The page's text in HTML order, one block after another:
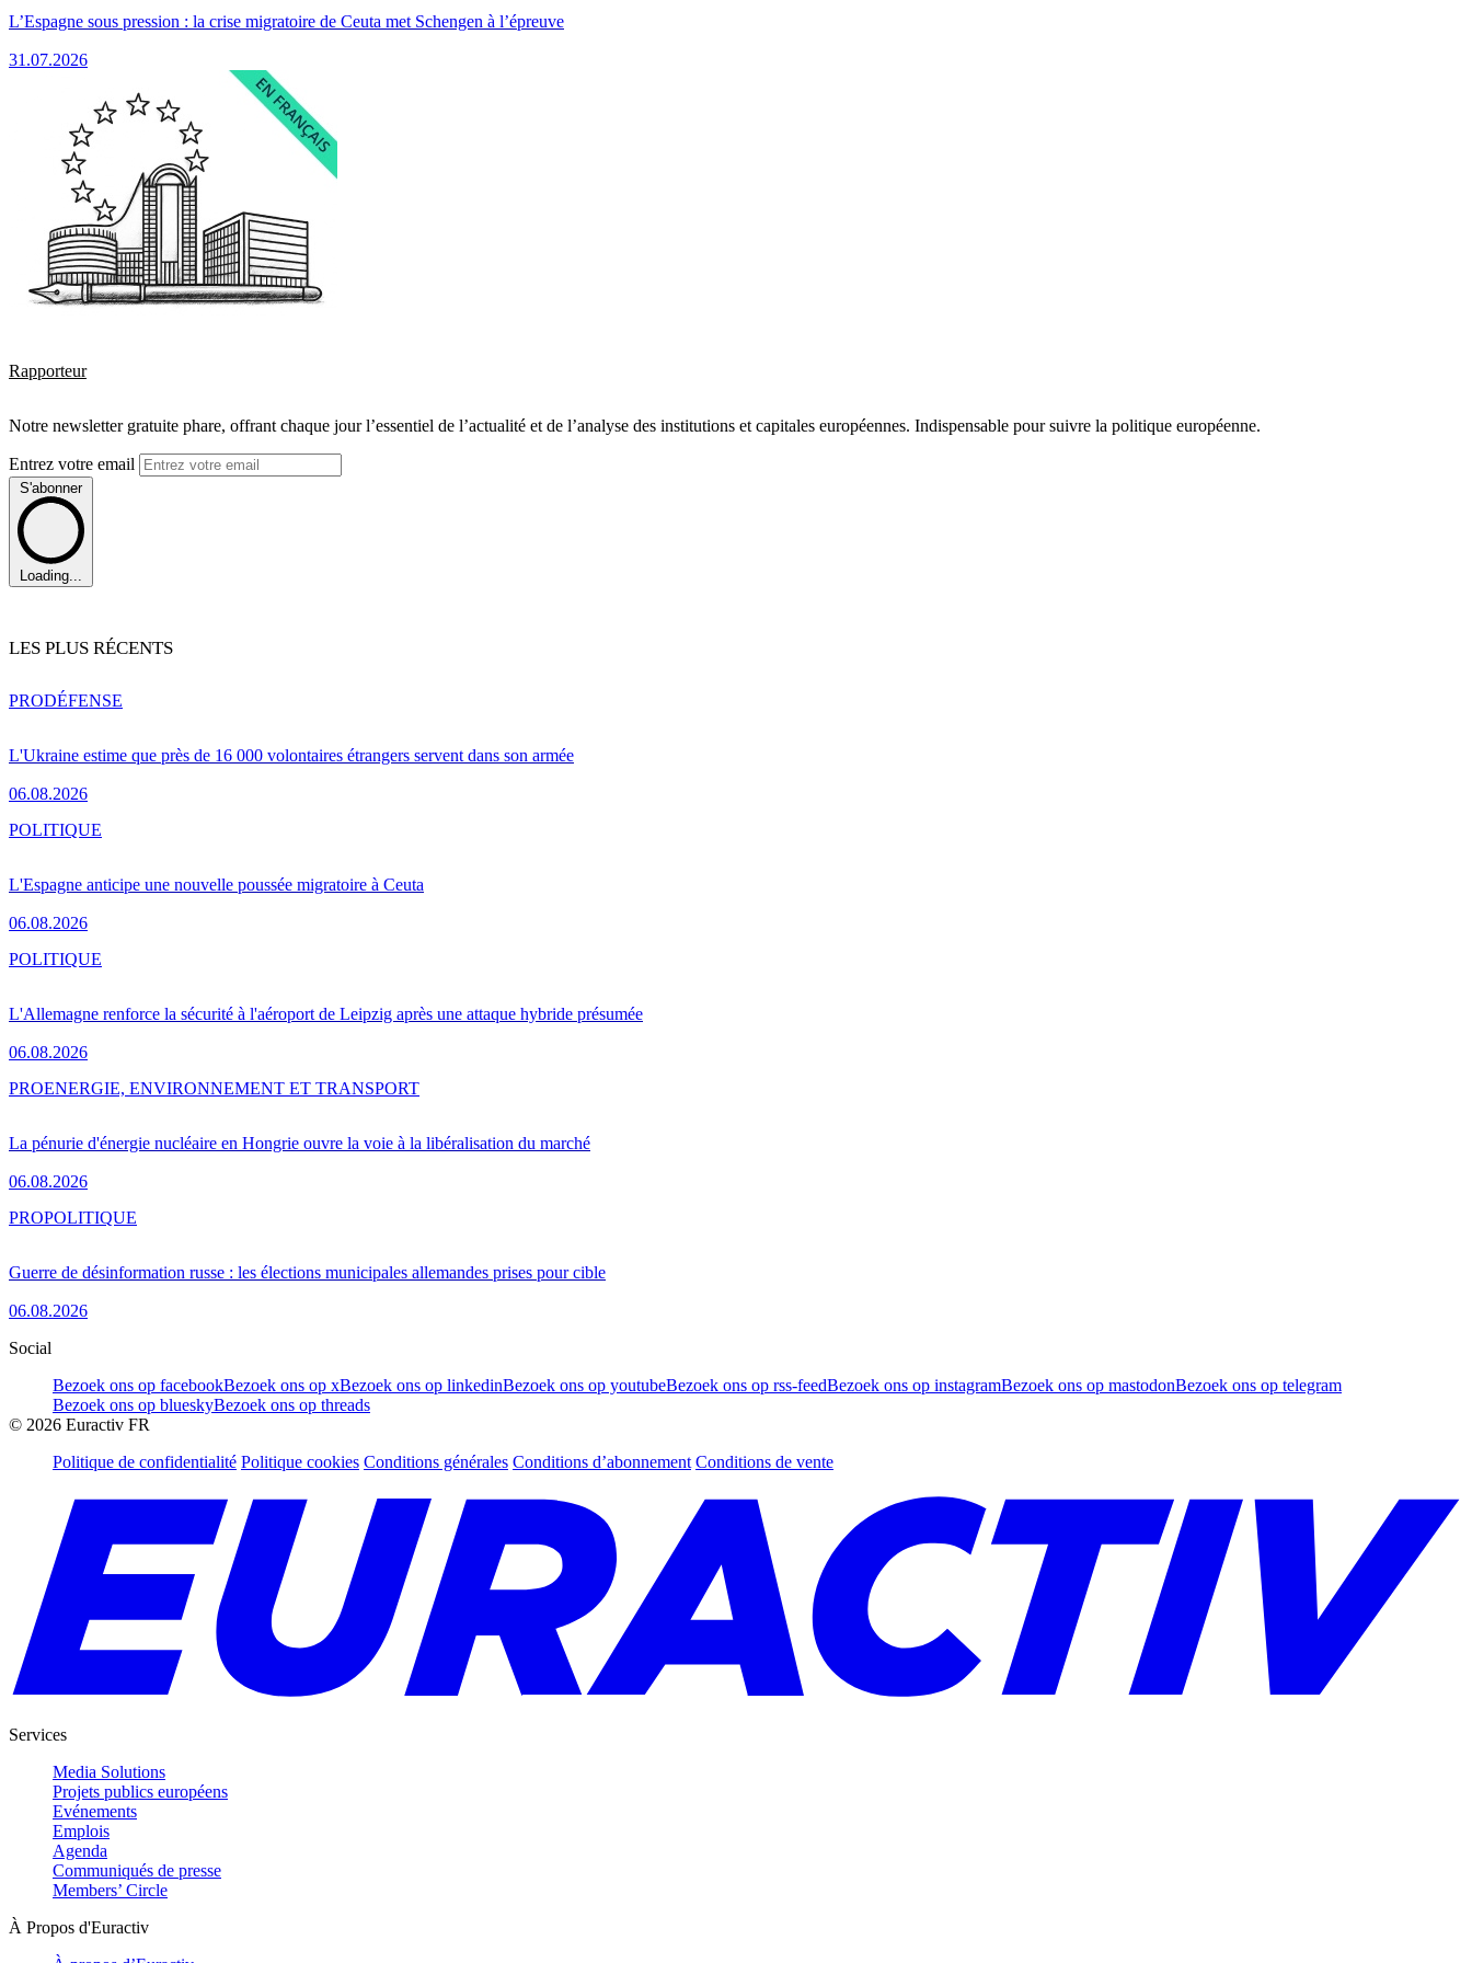
L’Espagne sous pression : la crise migratoire de Ceuta met Schengen à l’épreuve
31.07.2026
Rapporteur
Notre newsletter gratuite phare, offrant chaque jour l’essentiel de l’actualité et de l’analyse des institutions et capitales européennes. Indispensable pour suivre la politique européenne.
Entrez votre email
S'abonner
Loading...
LES PLUS RÉCENTS
L'Ukraine estime que près de 16 000 volontaires étrangers servent dans son armée
06.08.2026
PRODÉFENSE
L'Espagne anticipe une nouvelle poussée migratoire à Ceuta
06.08.2026
POLITIQUE
L'Allemagne renforce la sécurité à l'aéroport de Leipzig après une attaque hybride présumée
06.08.2026
POLITIQUE
La pénurie d'énergie nucléaire en Hongrie ouvre la voie à la libéralisation du marché
06.08.2026
PROENERGIE, ENVIRONNEMENT ET TRANSPORT
Guerre de désinformation russe : les élections municipales allemandes prises pour cible
06.08.2026
PROPOLITIQUE
Social
Bezoek ons op facebookBezoek ons op xBezoek ons op linkedinBezoek ons op youtubeBezoek ons op rss-feedBezoek ons op instagramBezoek ons op mastodonBezoek ons op telegram
Bezoek ons op blueskyBezoek ons op threads
© 2026 Euractiv FR
Politique de confidentialité Politique cookies Conditions générales Conditions d’abonnement Conditions de vente
Services
Media Solutions
Projets publics européens
Evénements
Emplois
Agenda
Communiqués de presse
Members’ Circle
À Propos d'Euractiv